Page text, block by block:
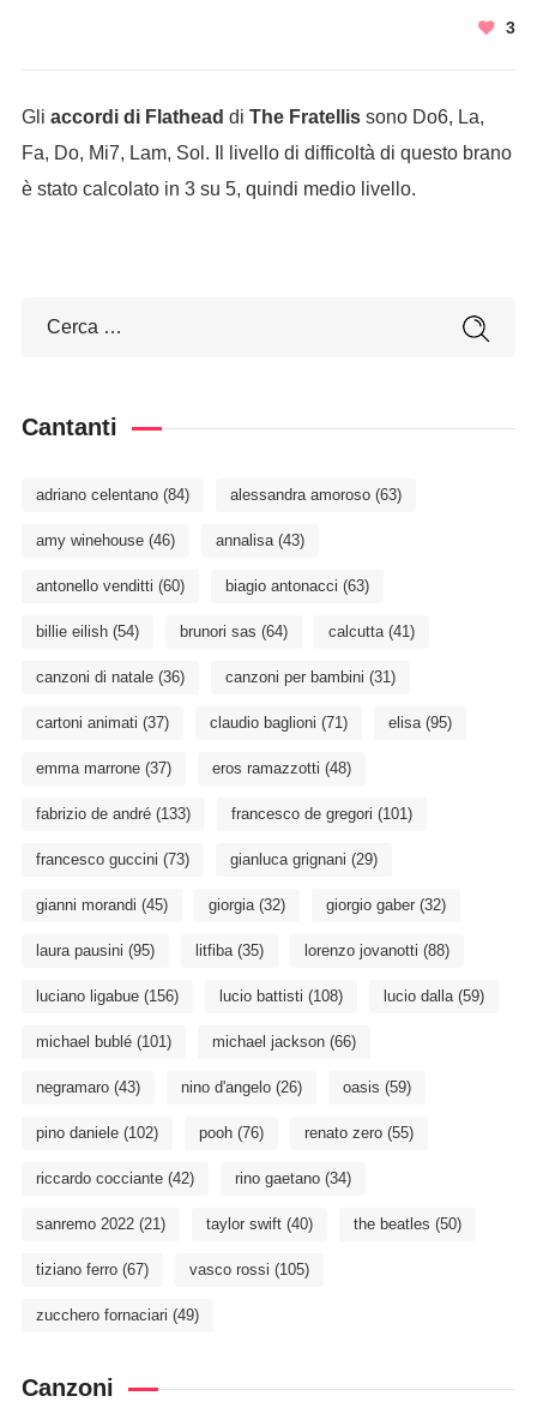
3
Gli accordi di Flathead di The Fratellissono Do6, La,
Fa, Do, Mi7, Lam, Sol. Il livello di difficoltà di questo brano
è stato calcolato in 3 su 5, quindi medio livello.
Cantanti
adriano celentano(84) alessandra amoroso(63)
amy winehouse(46) annalisa(43)
antonello venditti (60) biagio antonacci (63)
billie eilish(54) brunori sas (64) calcutta(41)
canzoni di natale(36) canzoni per bambini (31)
cartoni animati (37) claudio baglioni (71) elisa(95)
emma marrone(37) eros ramazzotti (48)
fabrizio de andré(133) francesco de gregori (101)
francesco guccini (73) gianluca grignani (29)
gianni morandi (45) giorgia(32) giorgio gaber(32)
laura pausini (95) litfiba(35) lorenzo jovanotti (88)
luciano ligabue(156) lucio battisti (108) lucio dalla(59)
michael bublé(101) michael jackson(66)
negramaro(43) nino d'angelo(26) oasis (59)
pino daniele(102) pooh(76) renato zero(55)
riccardo cocciante(42) rino gaetano(34)
sanremo 2022(21) taylor swift(40) the beatles (50)
tiziano ferro(67) vasco rossi (105)
zucchero fornaciari (49)
Canzoni